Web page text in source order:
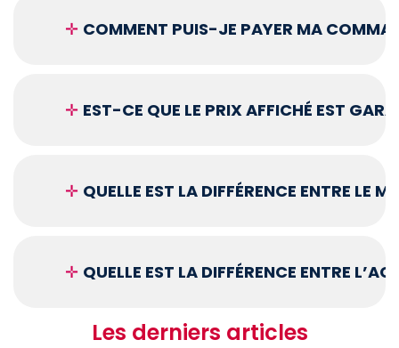
✛ COMMENT PUIS-JE PAYER MA
✛ EST-CE QUE LE PRIX AFFICHÉ EST
✛ QUELLE EST LA DIFFÉRENCE ENTRE LE
✛ QUELLE EST LA DIFFÉRENCE ENTRE
Les derniers articles